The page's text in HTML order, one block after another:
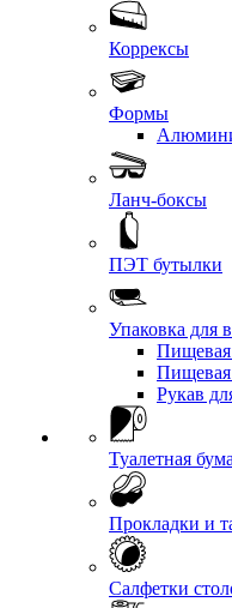
Коррексы
Формы
Ланч-боксы
ПЭТ бутылки
Упаковка для
Пищевая
Пищевая
Рукав
Туалетная
Прокладки и
Салфетки